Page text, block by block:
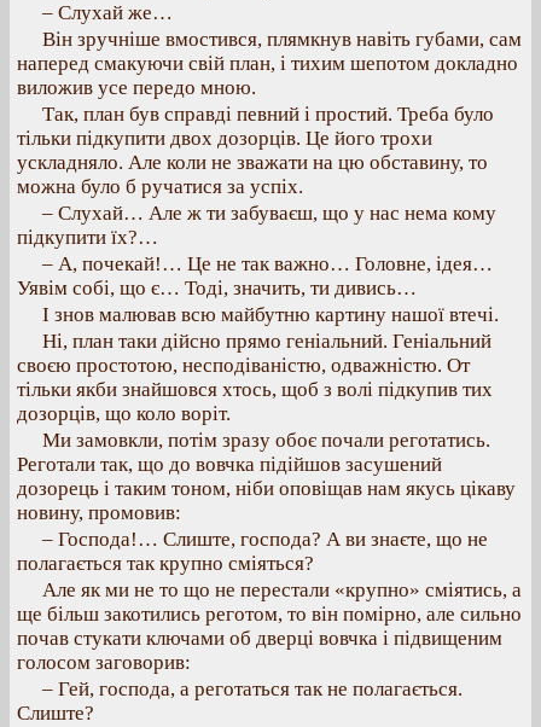
– Слухай же…
Він зручніше вмостився, плямкнув навіть губами, сам
наперед смакуючи свій план, і тихим шепотом докладно
виложив усе передо мною.
Так, план був справді певний і простий. Треба було
тільки підкупити двох дозорців. Це його трохи
ускладняло. Але коли не зважати на цю обставину, то
можна було б ручатися за успіх.
– Слухай… Але ж ти забуваєш, що у нас нема кому
підкупити їх?…
– А, почекай!… Це не так важно… Головне, ідея…
Уявім собі, що є… Тоді, значить, ти дивись…
І знов малював всю майбутню картину нашої втечі.
Ні, план таки дійсно прямо геніальний. Геніальний
своєю простотою, несподіваністю, одважністю. От
тільки якби знайшовся хтось, щоб з волі підкупив тих
дозорців, що коло воріт.
Ми замовкли, потім зразу обоє почали реготатись.
Реготали так, що до вовчка підійшов засушений
дозорець і таким тоном, ніби оповіщав нам якусь цікаву
новину, промовив:
– Господа!… Слиште, господа? А ви знаєте, що не
полагається так крупно сміяться?
Але як ми не то що не перестали «крупно» сміятись, а
ще більш закотились реготом, то він помірно, але сильно
почав стукати ключами об дверці вовчка і підвищеним
голосом заговорив:
– Гей, господа, а реготаться так не полагається.
Слиште?